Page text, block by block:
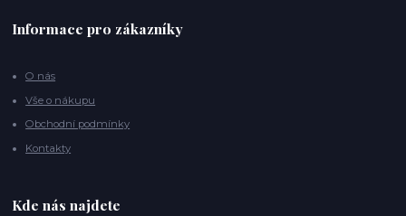
Informace pro zákazníky
O nás
Vše o nákupu
Obchodní podmínky
Kontakty
Kde nás najdete